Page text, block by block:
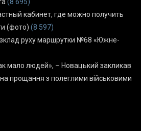
кабинет, где можно получить
(фото) (8 597)
руху маршрутки №68 «Южне-
мало людей», – Новацький закликав
прощання з полеглими військовими